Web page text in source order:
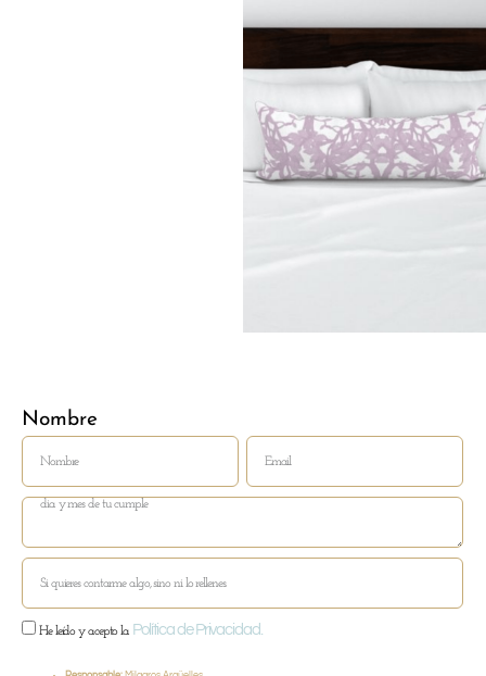
Nombre
He leído y acepto la Política de Privacidad.